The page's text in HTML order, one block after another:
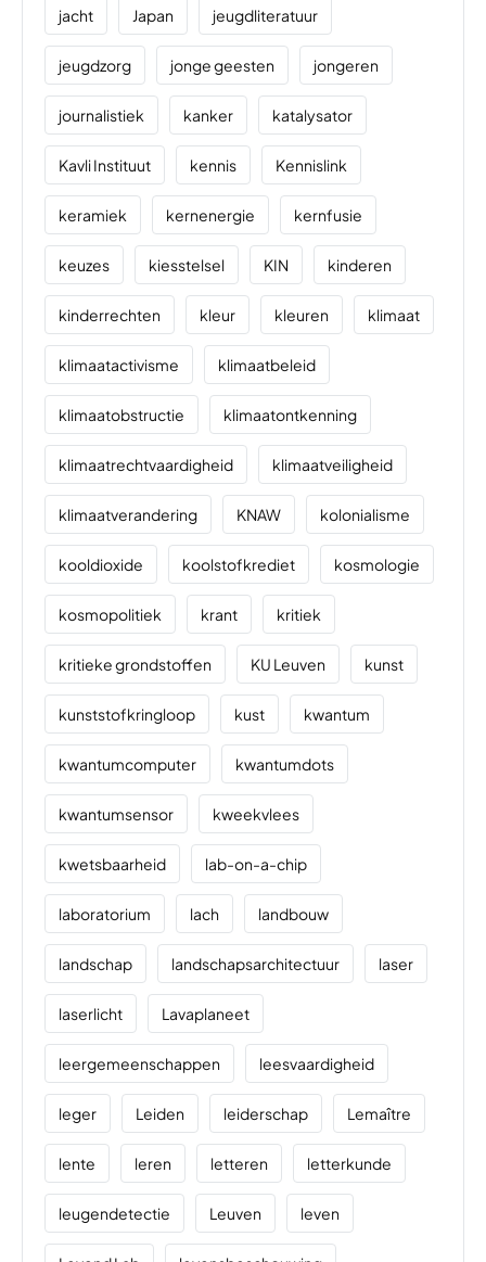
jacht Japan jeugdliteratuur
jeugdzorg jonge geesten jongeren
journalistiek kanker katalysator
Kavli Instituut kennis Kennislink
keramiek kernenergie kernfusie
keuzes kiesstelsel KIN kinderen
kinderrechten kleur kleuren klimaat
klimaatactivisme klimaatbeleid
klimaatobstructie klimaatontkenning
klimaatrechtvaardigheid klimaatveiligheid
klimaatverandering KNAW kolonialisme
kooldioxide koolstofkrediet kosmologie
kosmopolitiek krant kritiek
kritieke grondstoffen KU Leuven kunst
kunststofkringloop kust kwantum
kwantumcomputer kwantumdots
kwantumsensor kweekvlees
kwetsbaarheid lab-on-a-chip
laboratorium lach landbouw
landschap landschapsarchitectuur laser
laserlicht Lavaplaneet
leergemeenschappen leesvaardigheid
leger Leiden leiderschap Lemaître
lente leren letteren letterkunde
leugendetectie Leuven leven